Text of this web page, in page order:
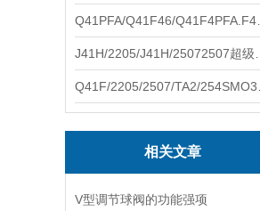
相关文章
V型调节球阀的功能强项